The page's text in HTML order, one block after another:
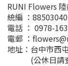
RUNI Flowers
統編 ：88503040
電話 ： 0978-
電郵 ：
地址：台中市西
(公休日請查